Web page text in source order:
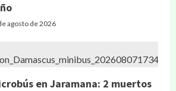
agosto de 2026
en Jaramana: 2 muertos